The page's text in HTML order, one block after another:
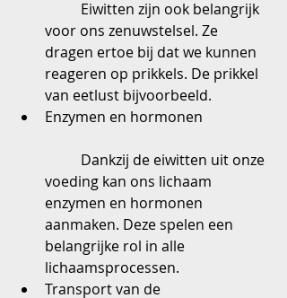
voor ons zenuwstelsel. Ze
dragen ertoe bij dat we kunnen
reageren op prikkels. De prikkel
van eetlust bijvoorbeeld.
Enzymen en hormonen
voeding kan ons lichaam
enzymen en hormonen
aanmaken. Deze spelen een
belangrijke rol in alle
lichaamsprocessen.
Transport van de